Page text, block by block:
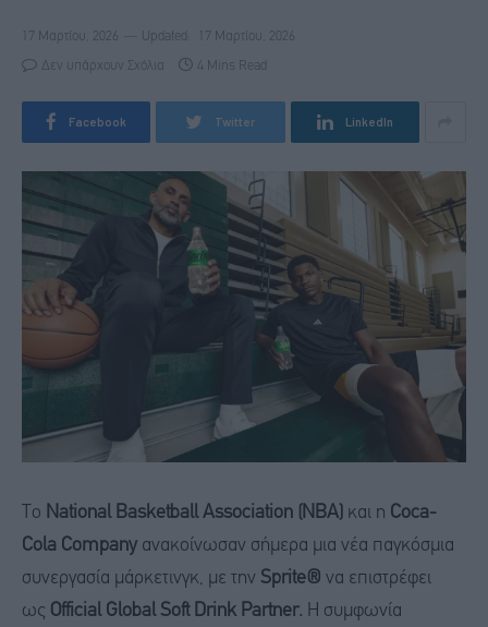
17 Μαρτίου, 2026 Updated: 17 Μαρτίου, 2026
Δεν υπάρχουν Σχόλια 4 Mins Read
Facebook Twitter LinkedIn
To National Basketball Association (NBA) και η Coca-
Cola Company ανακοίνωσαν σήμερα μια νέα παγκόσμια
συνεργασία μάρκετινγκ, με την Sprite® να επιστρέφει
ως Official Global Soft Drink Partner. Η συμφωνία